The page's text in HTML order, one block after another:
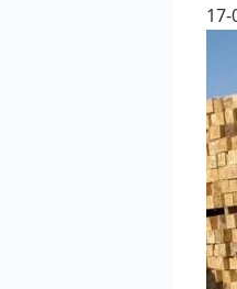
17-